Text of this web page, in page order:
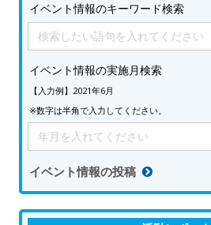
イベント情報のキーワード検索
Search
for:
イベント情報の実施月検索
【入力例】2021年6月
※数字は半角で入力してください。
Search
for:
イベント情報の投稿